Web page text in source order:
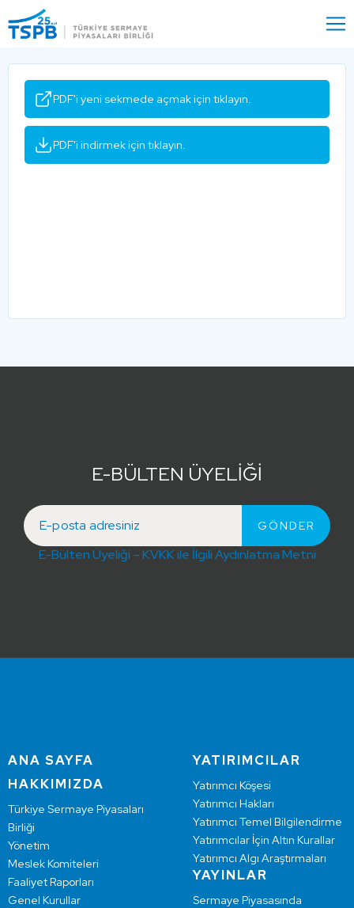
Close
PDF'i yeni sekmede açmak için tıklayın.
PDF'i indirmek için tıklayın.
E-BÜLTEN ÜYELİĞİ
E-Bülten Üyeliği – KVKK ile İlgili Aydınlatma Metni
ANA SAYFA
HAKKIMIZDA
Türkiye Sermaye Piyasaları
Birliği
Yönetim
Meslek Komiteleri
Faaliyet Raporları
Genel Kurullar
YATIRIMCILAR
Yatırımcı Köşesi
Yatırımcı Hakları
Yatırımcı Temel Bilgilendirme
Yatırımcılar İçin Altın Kurallar
Yatırımcı Algı Araştırmaları
YAYINLAR
Sermaye Piyasasında